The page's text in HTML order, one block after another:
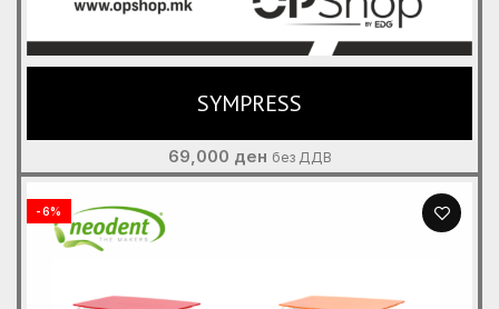
SYMPRESS
69,000 ден без ДДВ
-6%